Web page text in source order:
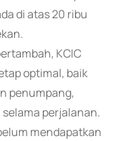
di atas 20 ribu
KCIC
optimal, baik
penumpang,
perjalanan.
mendapatkan